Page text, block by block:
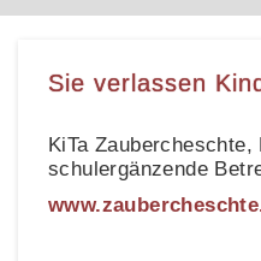
Sie verlassen
KiTa Zaubercheschte,
schulergänzende